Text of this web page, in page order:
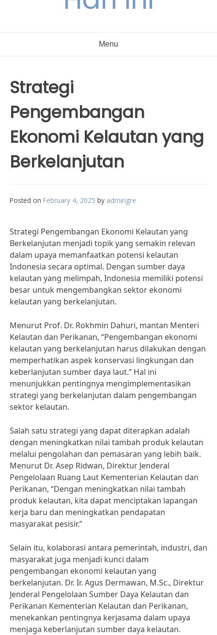
Menu
Strategi
Pengembangan
Ekonomi Kelautan yang
Berkelanjutan
Posted on February 4, 2025 by admingre
Strategi Pengembangan Ekonomi Kelautan yang
Berkelanjutan menjadi topik yang semakin relevan
dalam upaya memanfaatkan potensi kelautan
Indonesia secara optimal. Dengan sumber daya
kelautan yang melimpah, Indonesia memiliki potensi
besar untuk mengembangkan sektor ekonomi
kelautan yang berkelanjutan.
Menurut Prof. Dr. Rokhmin Dahuri, mantan Menteri
Kelautan dan Perikanan, “Pengembangan ekonomi
kelautan yang berkelanjutan harus dilakukan dengan
memperhatikan aspek konservasi lingkungan dan
keberlanjutan sumber daya laut.” Hal ini
menunjukkan pentingnya mengimplementasikan
strategi yang berkelanjutan dalam pengembangan
sektor kelautan.
Salah satu strategi yang dapat diterapkan adalah
dengan meningkatkan nilai tambah produk kelautan
melalui pengolahan dan pemasaran yang lebih baik.
Menurut Dr. Asep Ridwan, Direktur Jenderal
Pengelolaan Ruang Laut Kementerian Kelautan dan
Perikanan, “Dengan meningkatkan nilai tambah
produk kelautan, kita dapat menciptakan lapangan
kerja baru dan meningkatkan pendapatan
masyarakat pesisir.”
Selain itu, kolaborasi antara pemerintah, industri, dan
masyarakat juga menjadi kunci dalam
pengembangan ekonomi kelautan yang
berkelanjutan. Dr. Ir. Agus Dermawan, M.Sc., Direktur
Jenderal Pengelolaan Sumber Daya Kelautan dan
Perikanan Kementerian Kelautan dan Perikanan,
menekankan pentingnya kerjasama dalam upaya
menjaga keberlanjutan sumber daya kelautan.